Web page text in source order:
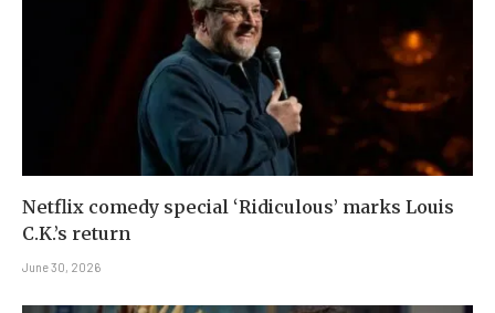
Netflix comedy special ‘Ridiculous’ marks Louis
C.K.’s return
June 30, 2026